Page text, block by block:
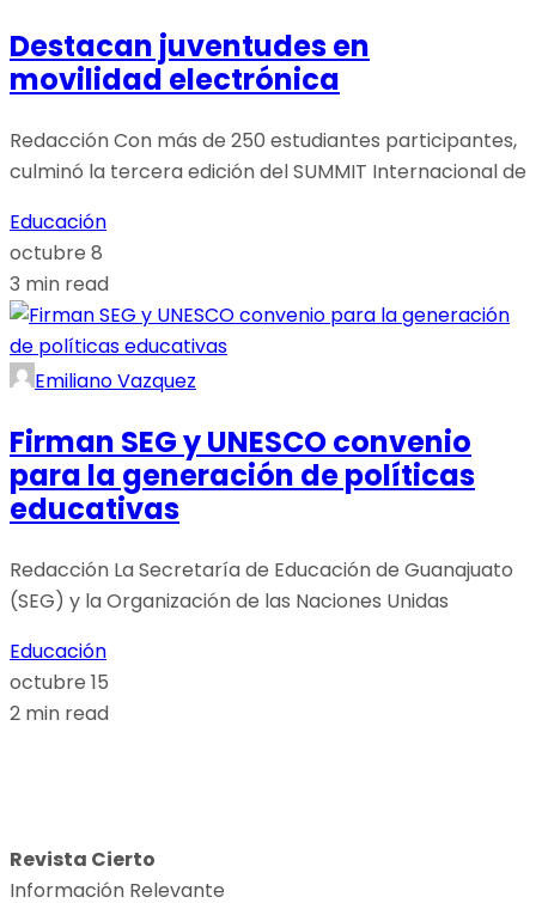
Destacan juventudes en
movilidad electrónica
Redacción Con más de 250 estudiantes participantes,
culminó la tercera edición del SUMMIT Internacional de
Educación
octubre 8
3 min read
Emiliano Vazquez
Firman SEG y UNESCO convenio
para la generación de políticas
educativas
Redacción La Secretaría de Educación de Guanajuato
(SEG) y la Organización de las Naciones Unidas
Educación
octubre 15
2 min read
Revista Cierto
Información Relevante